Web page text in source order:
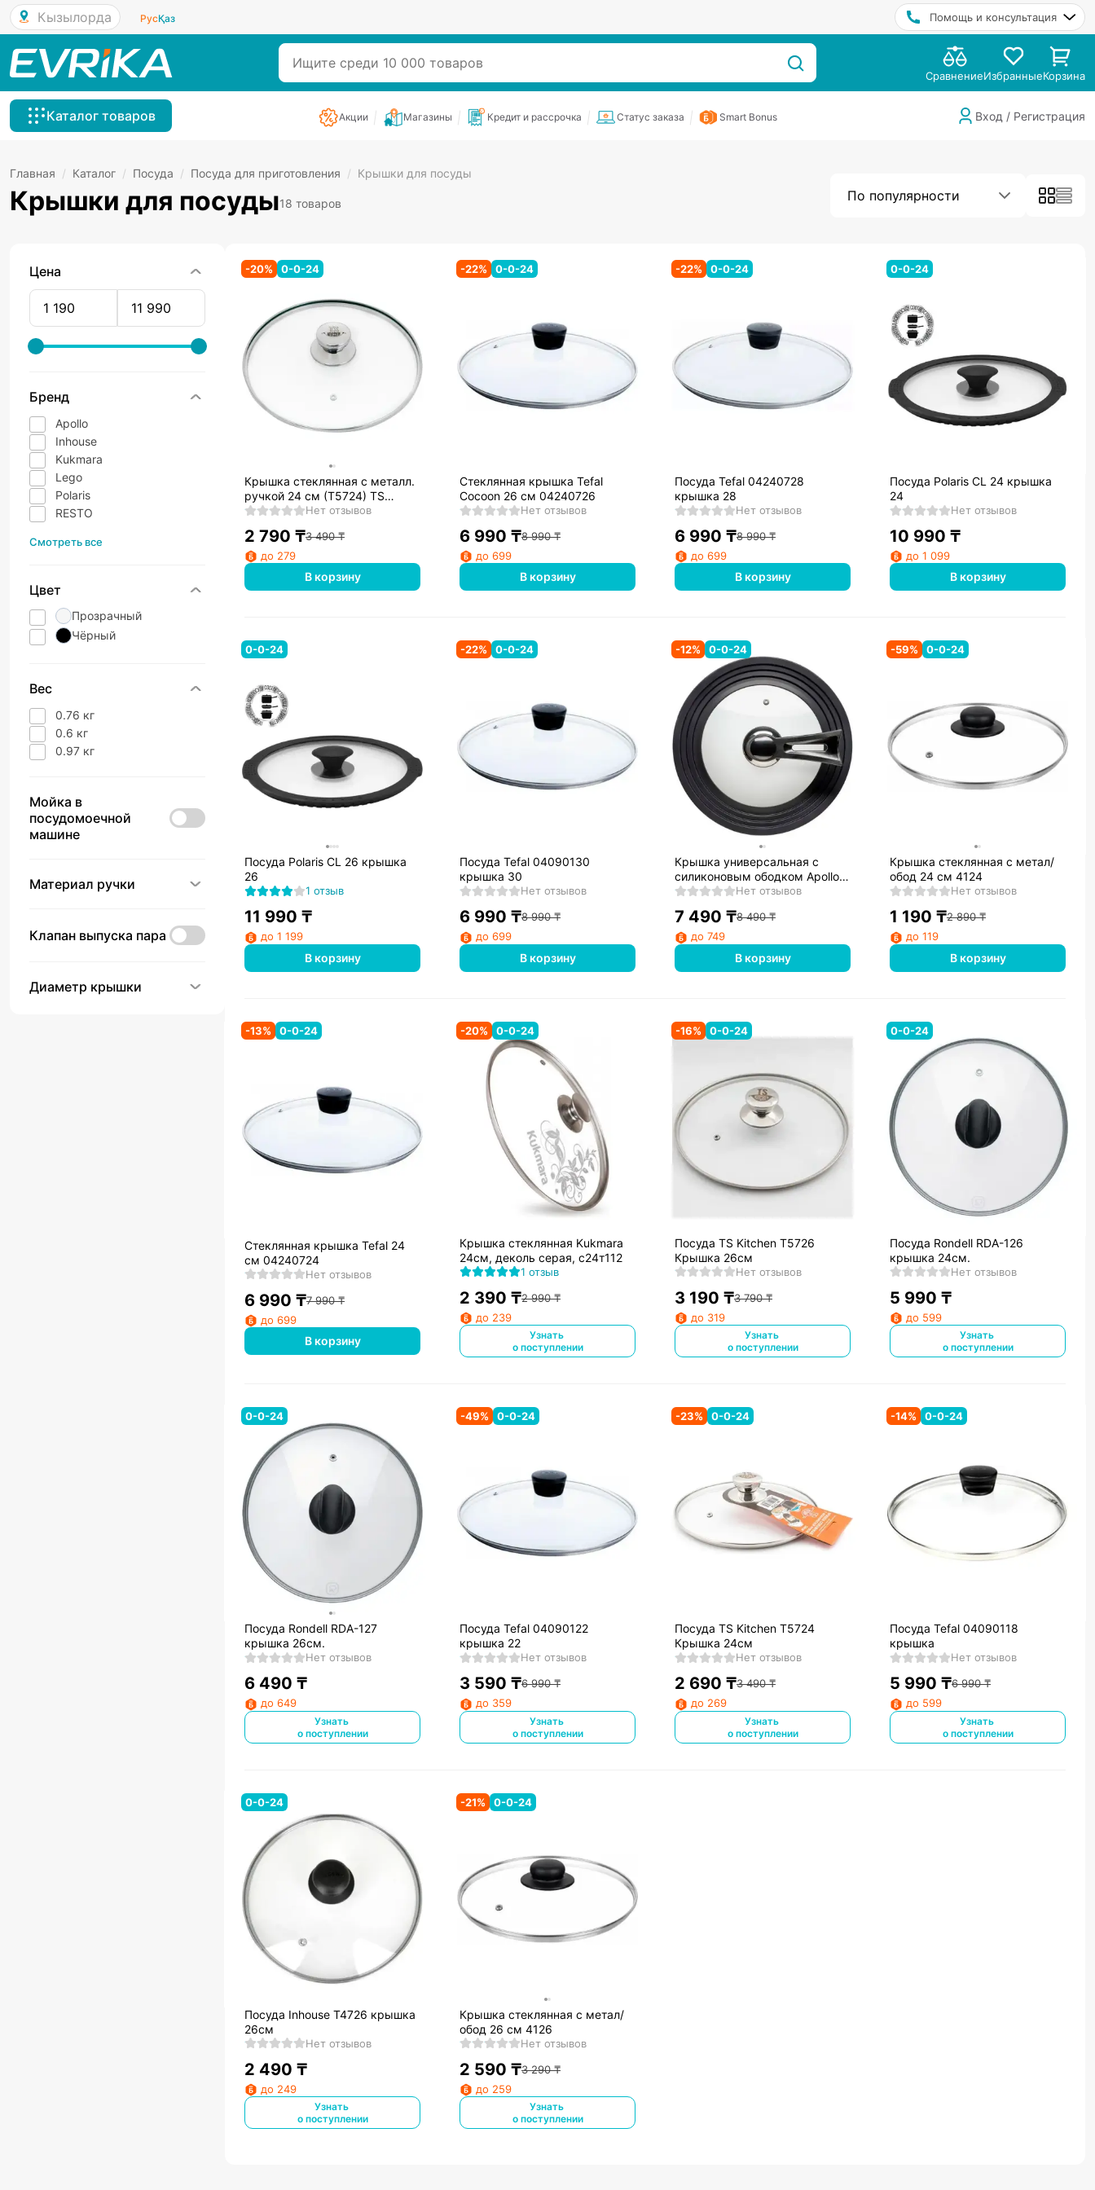
Кызылорда РусҚаз Помощь и консультация
СравнениеИзбранныеКорзина
Каталог товаров Акции Магазины Кредит и рассрочка Статус заказа Smart Bonus Вход / Регистрация
Главная / Каталог / Посуда / Посуда для приготовления / Крышки для посуды
Крышки для посуды18 товаров По популярности
Цена
Бренд
Apollo
Inhouse
Kukmara
Lego
Polaris
RESTO
Смотреть все
Цвет
Прозрачный
Чёрный
Вес
0.76 кг
0.6 кг
0.97 кг
Мойка в
посудомоечной
машине
Материал ручки
Клапан выпуска пара
Диаметр крышки
-20% 0-0-24
Крышка стеклянная с металл.
ручкой 24 см (T5724) TS
Kitchen
Нет отзывов
2 790 ₸3 490₸
до 279
В корзину
-22% 0-0-24
Стеклянная крышка Tefal
Cocoon 26 см 04240726
Нет отзывов
6 990 ₸8 990₸
до 699
В корзину
-22% 0-0-24
Посуда Tefal 04240728
крышка 28
Нет отзывов
6 990 ₸8 990₸
до 699
В корзину
0-0-24
Посуда Polaris CL 24 крышка
24
Нет отзывов
10 990 ₸
до 1 099
В корзину
0-0-24
Посуда Polaris CL 26 крышка
26
1 отзыв
11 990 ₸
до 1 199
В корзину
-22% 0-0-24
Посуда Tefal 04090130
крышка 30
Нет отзывов
6 990 ₸8 990₸
до 699
В корзину
-12% 0-0-24
Крышка универсальная с
силиконовым ободком Apollo
Quattro QUT-22Нет отзывов
7 490 ₸8 490₸
до 749
В корзину
-59% 0-0-24
Крышка стеклянная с метал/
обод 24 см 4124
Нет отзывов
1 190 ₸2 890₸
до 119
В корзину
-13% 0-0-24
Стеклянная крышка Tefal 24
см 04240724
Нет отзывов
6 990 ₸7 990₸
до 699
В корзину
-20% 0-0-24
Крышка стеклянная Kukmara
24см, деколь серая, с24т112
1 отзыв
2 390 ₸2 990₸
до 239
Узнать
о поступлении
-16% 0-0-24
Посуда TS Kitchen Т5726
Крышка 26см
Нет отзывов
3 190 ₸3 790₸
до 319
Узнать
о поступлении
0-0-24
Посуда Rondell RDA-126
крышка 24см.
Нет отзывов
5 990 ₸
до 599
Узнать
о поступлении
0-0-24
Посуда Rondell RDA-127
крышка 26см.
Нет отзывов
6 490 ₸
до 649
Узнать
о поступлении
-49% 0-0-24
Посуда Tefal 04090122
крышка 22
Нет отзывов
3 590 ₸6 990₸
до 359
Узнать
о поступлении
-23% 0-0-24
Посуда TS Kitchen Т5724
Крышка 24см
Нет отзывов
2 690 ₸3 490₸
до 269
Узнать
о поступлении
-14% 0-0-24
Посуда Tefal 04090118
крышка
Нет отзывов
5 990 ₸6 990₸
до 599
Узнать
о поступлении
0-0-24
Посуда Inhouse T4726 крышка
26см
Нет отзывов
2 490 ₸
до 249
Узнать
о поступлении
-21% 0-0-24
Крышка стеклянная с метал/
обод 26 см 4126
Нет отзывов
2 590 ₸3 290₸
до 259
Узнать
о поступлении